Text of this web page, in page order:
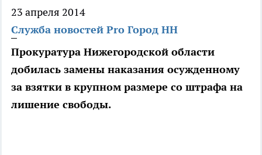
23 апреля 2014
Служба новостей Pro Город НН
Прокуратура Нижегородской области
добилась замены наказания осужденному
за взятки в крупном размере со штрафа на
лишение свободы.